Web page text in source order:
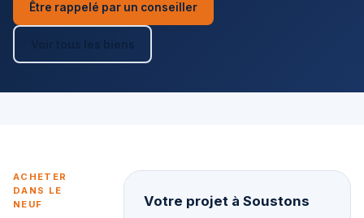
Être rappelé par un conseiller
Voir tous les biens
ACHETER
DANS LE
NEUF
Votre projet à Soustons